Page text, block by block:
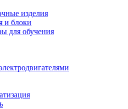
изделия
и блоки
для обучения